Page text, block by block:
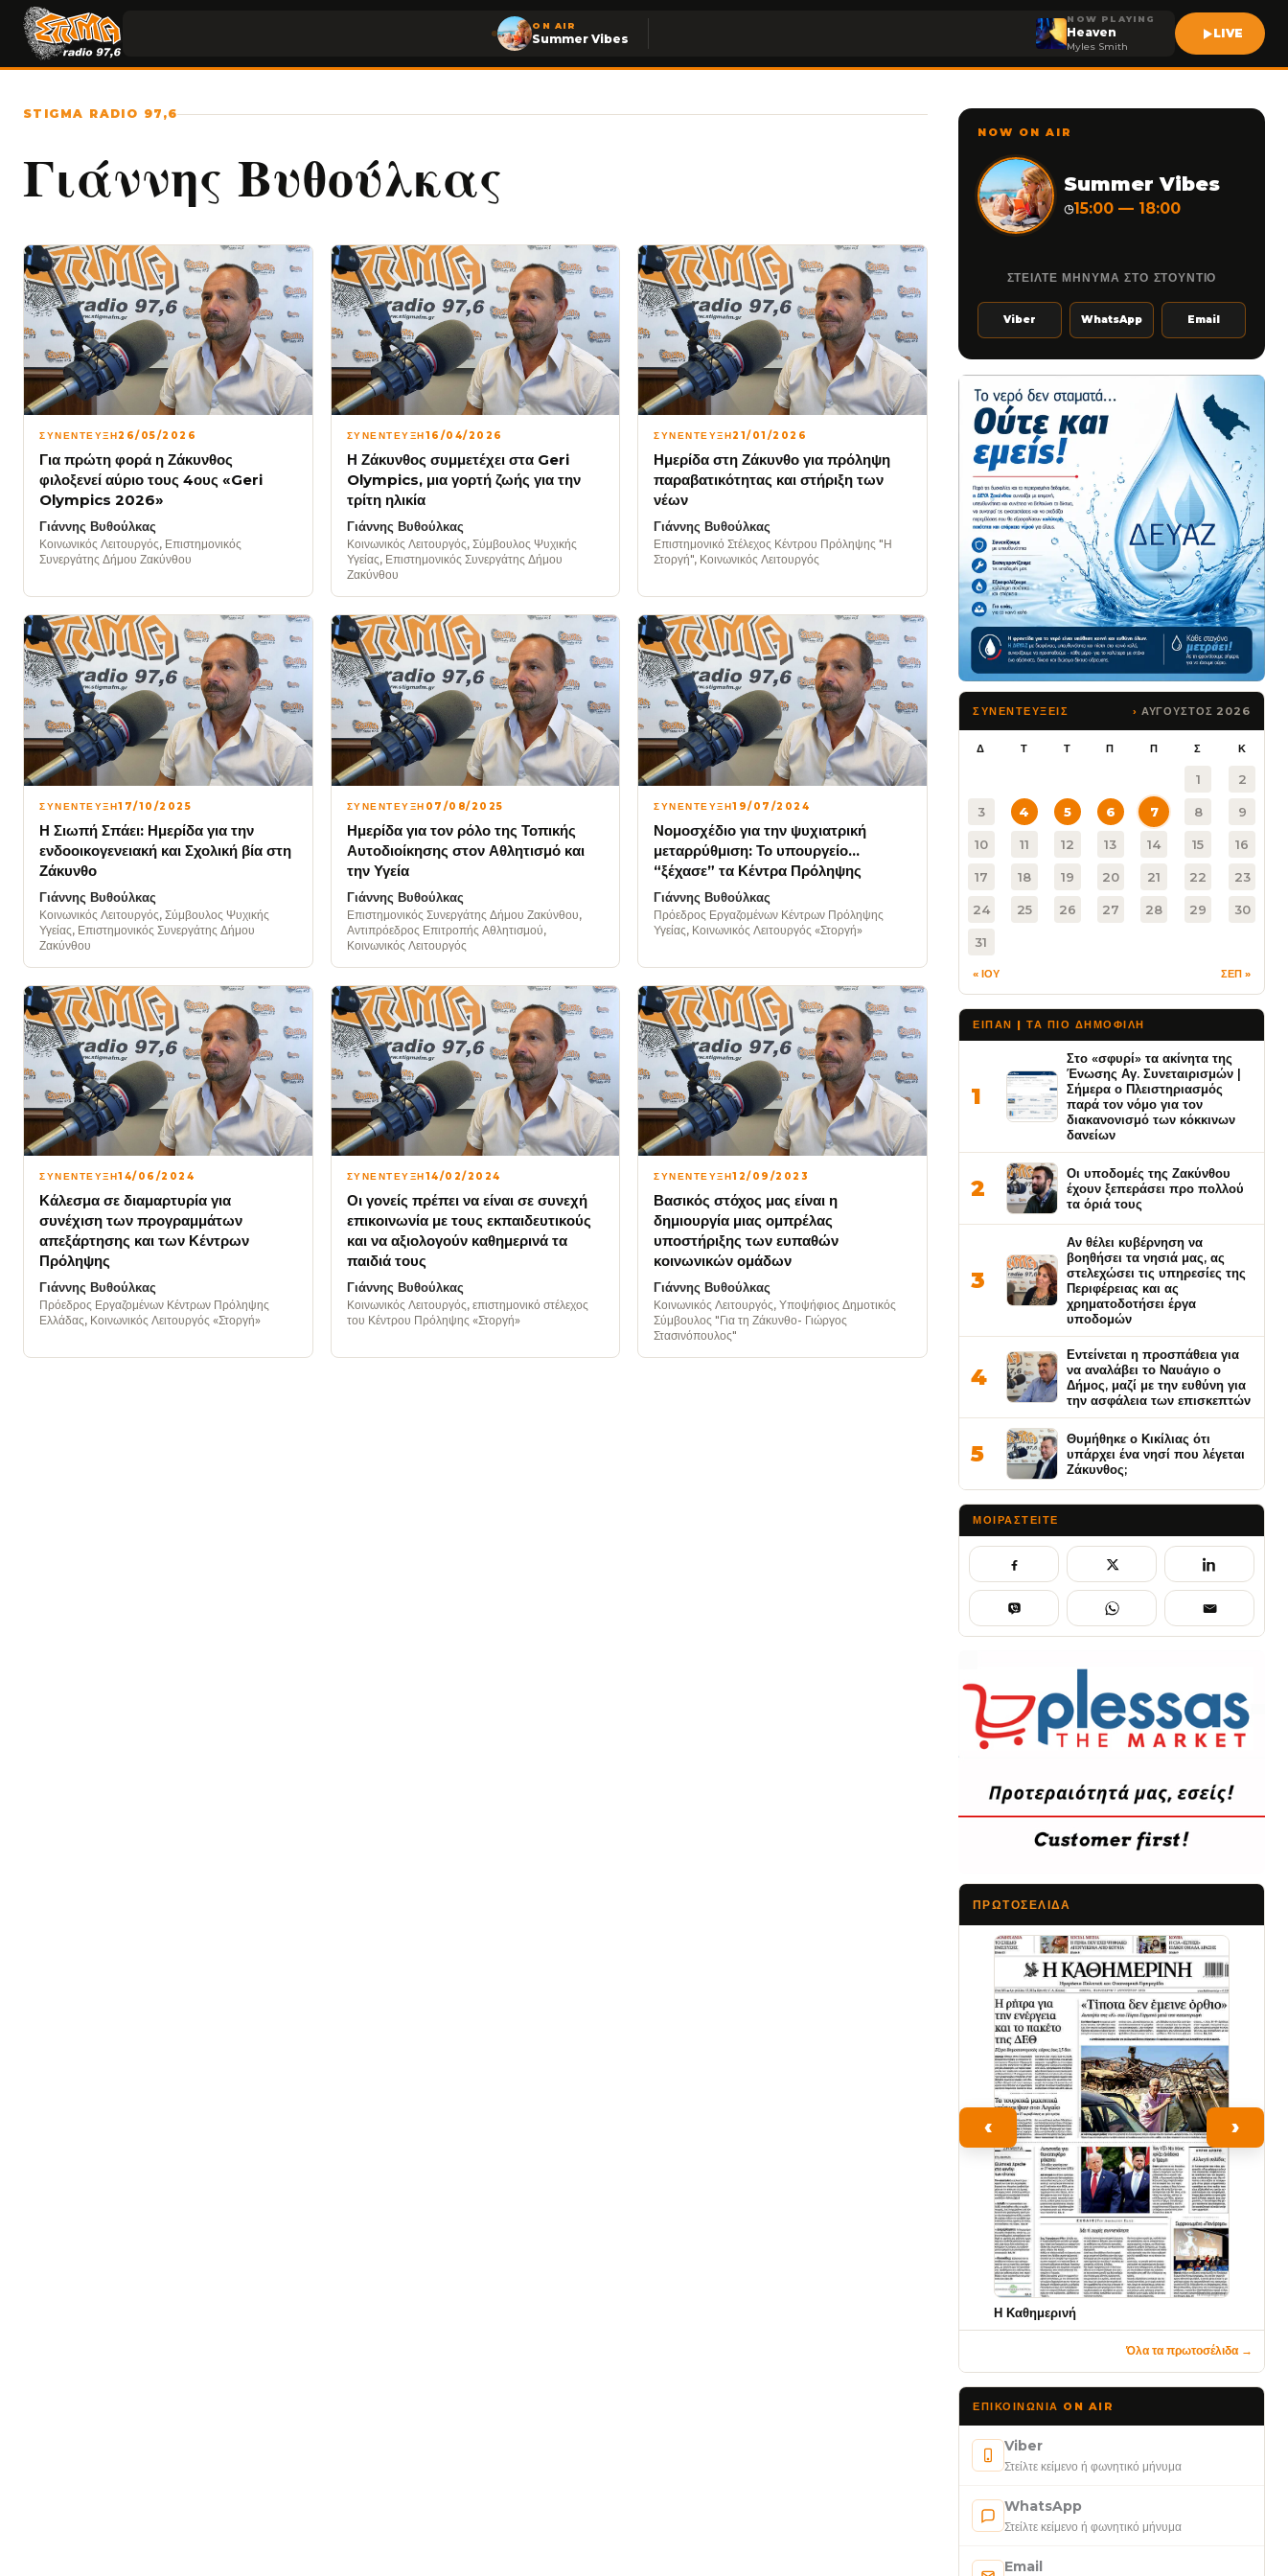
ON AIR
Summer Vibes
NOW PLAYING
Heaven
Myles Smith
LIVE
STIGMA RADIO 97,6
Γιάννης Βυθούλκας
ΣΥΝΕΝΤΕΥΞΗ26/05/2026
Για πρώτη φορά η Ζάκυνθος
φιλοξενεί αύριο τους 4ους «Geri
Olympics 2026»
Γιάννης Βυθούλκας
Κοινωνικός Λειτουργός, Επιστημονικός
Συνεργάτης Δήμου Ζακύνθου
ΣΥΝΕΝΤΕΥΞΗ16/04/2026
Η Ζάκυνθος συμμετέχει στα Geri
Olympics, μια γορτή ζωής για την
τρίτη ηλικία
Γιάννης Βυθούλκας
Κοινωνικός Λειτουργός, Σύμβουλος Ψυχικής
Υγείας, Επιστημονικός Συνεργάτης Δήμου
Ζακύνθου
ΣΥΝΕΝΤΕΥΞΗ21/01/2026
Ημερίδα στη Ζάκυνθο για πρόληψη
παραβατικότητας και στήριξη των
νέων
Γιάννης Βυθούλκας
Επιστημονικό Στέλεχος Κέντρου Πρόληψης "Η
Στοργή", Κοινωνικός Λειτουργός
ΣΥΝΕΝΤΕΥΞΗ17/10/2025
Η Σιωπή Σπάει: Ημερίδα για την
ενδοοικογενειακή και Σχολική βία στη
Ζάκυνθο
Γιάννης Βυθούλκας
Κοινωνικός Λειτουργός, Σύμβουλος Ψυχικής
Υγείας, Επιστημονικός Συνεργάτης Δήμου
Ζακύνθου
ΣΥΝΕΝΤΕΥΞΗ 07/08/2025
Ημερίδα για τον ρόλο της Τοπικής
Αυτοδιοίκησης στον Αθλητισμό και
την Υγεία
Γιάννης Βυθούλκας
Επιστημονικός Συνεργάτης Δήμου Ζακύνθου,
Αντιπρόεδρος Επιτροπής Αθλητισμού,
Κοινωνικός Λειτουργός
ΣΥΝΕΝΤΕΥΞΗ19/07/2024
Νομοσχέδιο για την ψυχιατρική
μεταρρύθμιση: Το υπουργείο…
“ξέχασε” τα Κέντρα Πρόληψης
Γιάννης Βυθούλκας
Πρόεδρος Εργαζομένων Κέντρων Πρόληψης
Υγείας, Κοινωνικός Λειτουργός «Στοργή»
ΣΥΝΕΝΤΕΥΞΗ14/06/2024
Κάλεσμα σε διαμαρτυρία για
συνέχιση των προγραμμάτων
απεξάρτησης και των Κέντρων
Πρόληψης
Γιάννης Βυθούλκας
Πρόεδρος Εργαζομένων Κέντρων Πρόληψης
Ελλάδας, Κοινωνικός Λειτουργός «Στοργή»
ΣΥΝΕΝΤΕΥΞΗ14/02/2024
Οι γονείς πρέπει να είναι σε συνεχή
επικοινωνία με τους εκπαιδευτικούς
και να αξιολογούν καθημερινά τα
παιδιά τους
Γιάννης Βυθούλκας
Κοινωνικός Λειτουργός, επιστημονικό στέλεχος
του Κέντρου Πρόληψης «Στοργή»
ΣΥΝΕΝΤΕΥΞΗ12/09/2023
Βασικός στόχος μας είναι η
δημιουργία μιας ομπρέλας
υποστήριξης των ευπαθών
κοινωνικών ομάδων
Γιάννης Βυθούλκας
Κοινωνικός Λειτουργός, Υποψήφιος Δημοτικός
Σύμβουλος "Για τη Ζάκυνθο- Γιώργος
Στασινόπουλος"
NOW ON AIR
Summer Vibes
◷15:00 — 18:00
ΣΤΕΙΛΤΕ ΜΗΝΥΜΑ ΣΤΟ ΣΤΟΥΝΤΙΟ
Viber WhatsApp Email
ΣΥΝΕΝΤΕΥΞΕΙΣ ΑΥΓΟΥΣΤΟΣ 2026
Δ Τ Τ Π Π Σ Κ
1 2
3 4 5 6 7 8 9
10 11 12 13 14 15 16
17 18 19 20 21 22 23
24 25 26 27 28 29 30
31
« ΙΟΥ ΣΕΠ »
ΕΙΠΑΝ | ΤΑ ΠΙΟ ΔΗΜΟΦΙΛΉ
1
Στο «σφυρί» τα ακίνητα της
Ένωσης Αγ. Συνεταιρισμών |
Σήμερα ο Πλειστηριασμός
παρά τον νόμο για τον
διακανονισμό των κόκκινων
δανείων
2
Οι υποδομές της Ζακύνθου
έχουν ξεπεράσει προ πολλού
τα όριά τους
3
Αν θέλει κυβέρνηση να
βοηθήσει τα νησιά μας, ας
στελεχώσει τις υπηρεσίες της
Περιφέρειας και ας
χρηματοδοτήσει έργα
υποδομών
4
Εντείνεται η προσπάθεια για
να αναλάβει το Ναυάγιο ο
Δήμος, μαζί με την ευθύνη για
την ασφάλεια των επισκεπτών
5
Θυμήθηκε ο Κικίλιας ότι
υπάρχει ένα νησί που λέγεται
Ζάκυνθος;
ΜΟΙΡΑΣΤΕΊΤΕ
ΠΡΩΤΟΣΈΛΙΔΑ
‹
Η Καθημερινή
›
Όλα τα πρωτοσέλιδα →
ΕΠΙΚΟΙΝΩΝΊΑ ON AIR
Viber
Στείλτε κείμενο ή φωνητικό μήνυμα
WhatsApp
Στείλτε κείμενο ή φωνητικό μήνυμα
Email